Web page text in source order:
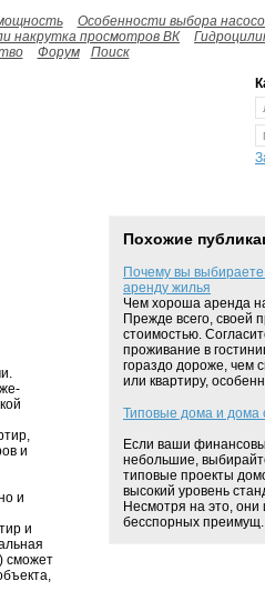
Особенности выбора
накрутка просмотров ВК
Форум Поиск
и
и
и
сможет
Похожие
Почему вы выбираете
аренду жилья
Чем хороша аренда
Прежде всего, своей
стоимостью.
проживание в
гораздо дороже, чем
или квартиру,
Типовые дома и дома
Если ваши
небольшие,
типовые проекты
высокий уровень
Несмотря на это,
бесспорных